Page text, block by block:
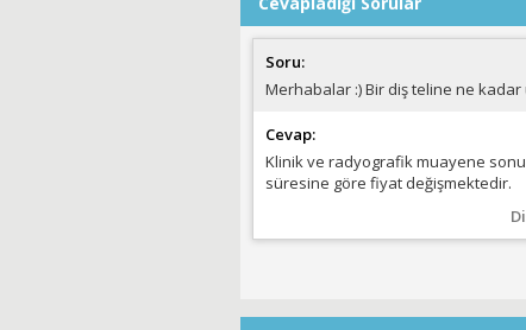
Soru:
Merhabalar :) Bir diş teline ne kadar
Cevap:
Klinik ve radyografik muayene
süresine göre fiyat değişmektedir.